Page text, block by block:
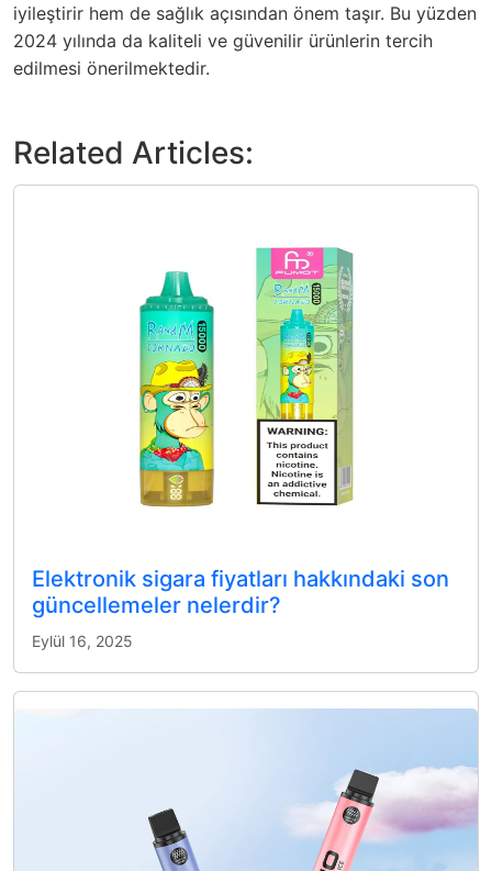
iyileştirir hem de sağlık açısından önem taşır. Bu yüzden
2024 yılında da kaliteli ve güvenilir ürünlerin tercih
edilmesi önerilmektedir.
Related Articles:
Elektronik sigara fiyatları hakkındaki son
güncellemeler nelerdir?
Eylül 16, 2025